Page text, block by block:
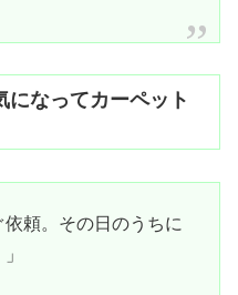
になってカーペット
依頼。その日のうちに